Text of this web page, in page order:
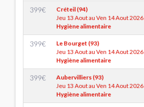
399€
Créteil (94)
Jeu 13 Aout au Ven 14 Aout 2026
Hygiène alimentaire
399€
Le Bourget (93)
Jeu 13 Aout au Ven 14 Aout 2026
Hygiène alimentaire
399€
Aubervilliers (93)
Jeu 13 Aout au Ven 14 Aout 2026
Hygiène alimentaire